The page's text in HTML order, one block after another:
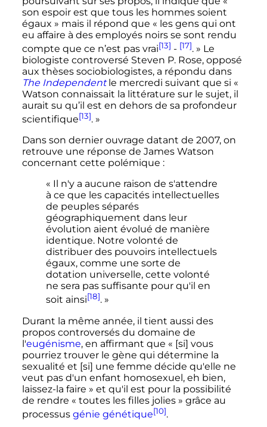
son espoir est que tous les hommes soient
égaux » mais il répond que « les gens qui ont
eu affaire à des employés noirs se sont rendu
compte que ce n’est pas vrai[13] - [17]. » Le
biologiste controversé Steven P. Rose, opposé
aux thèses sociobiologistes, a répondu dans
The Independentle mercredi suivant que si «
Watson connaissait la littérature sur le sujet, il
aurait su qu’il est en dehors de sa profondeur
scientifique[13]. »
Dans son dernier ouvrage datant de 2007, on
retrouve une réponse de James Watson
concernant cette polémique :
« Il n'y a aucune raison de s'attendre
à ce que les capacités intellectuelles
de peuples séparés
géographiquement dans leur
évolution aient évolué de manière
identique. Notre volonté de
distribuer des pouvoirs intellectuels
égaux, comme une sorte de
dotation universelle, cette volonté
ne sera pas suffisante pour qu'il en
soit ainsi[18]. »
Durant la même année, il tient aussi des
propos controversés du domaine de
l'eugénisme, en affirmant que « [si] vous
pourriez trouver le gène qui détermine la
sexualité et [si] une femme décide qu'elle ne
veut pas d'un enfant homosexuel, eh bien,
laissez-la faire » et qu'il est pour la possibilité
de rendre « toutes les filles jolies » grâce au
processus génie génétique[10].